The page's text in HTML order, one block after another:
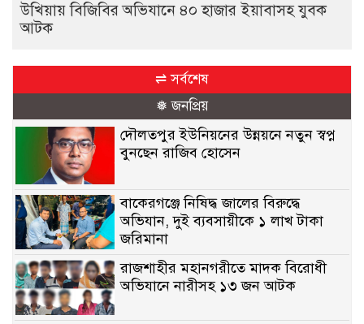
উখিয়ায় বিজিবির অভিযানে ৪০ হাজার ইয়াবাসহ যুবক
আটক
⇌ সর্বশেষ
❅ জনপ্রিয়
দৌলতপুর ইউনিয়নের উন্নয়নে নতুন স্বপ্ন
বুনছেন রাজিব হোসেন
বাকেরগঞ্জে নিষিদ্ধ জালের বিরুদ্ধে
অভিযান, দুই ব্যবসায়ীকে ১ লাখ টাকা
জরিমানা
রাজশাহীর মহানগরীতে মাদক বিরোধী
অভিযানে নারীসহ ১৩ জন আটক